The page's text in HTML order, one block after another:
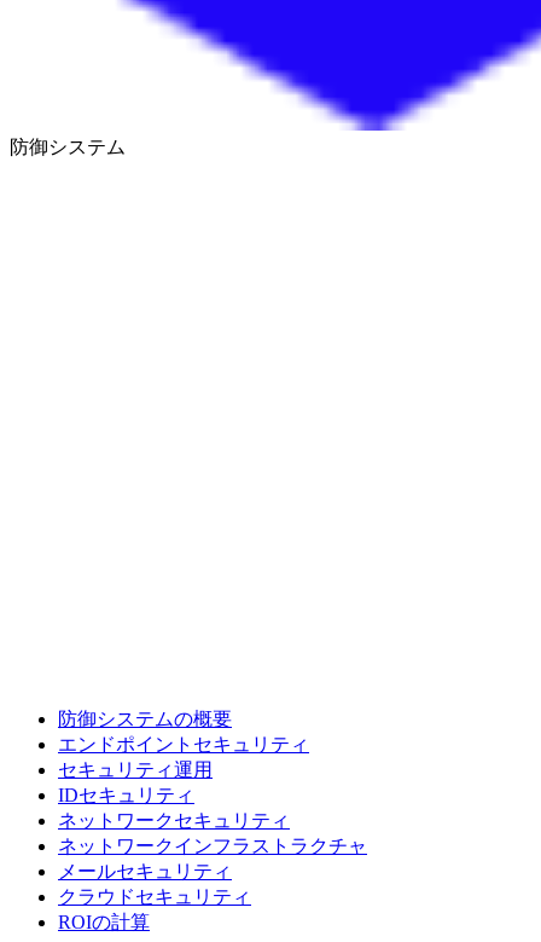
防御システム
防御システムの概要
エンドポイントセキュリティ
セキュリティ運用
IDセキュリティ
ネットワークセキュリティ
ネットワークインフラストラクチャ
メールセキュリティ
クラウドセキュリティ
ROIの計算